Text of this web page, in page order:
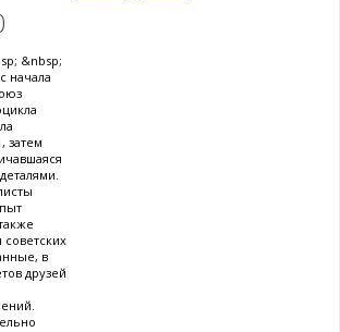
&nbsp;
начала
затем
в
друзей